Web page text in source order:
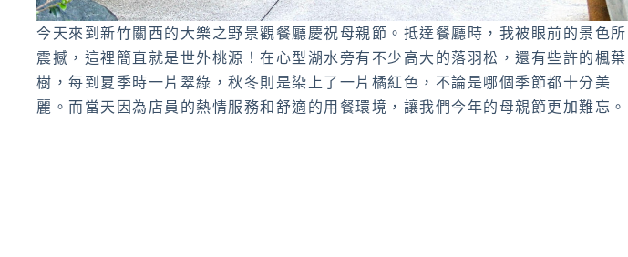
今天來到新竹關西的大樂之野景觀餐廳慶祝母親節。抵達餐廳時，我被眼前的景色所
震撼，這裡簡直就是世外桃源！在心型湖水旁有不少高大的落羽松，還有些許的楓葉
樹，每到夏季時一片翠綠，秋冬則是染上了一片橘紅色，不論是哪個季節都十分美
麗。而當天因為店員的熱情服務和舒適的用餐環境，讓我們今年的母親節更加難忘。